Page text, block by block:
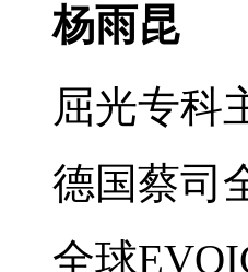
杨雨昆
屈光专科
德国蔡司
全球